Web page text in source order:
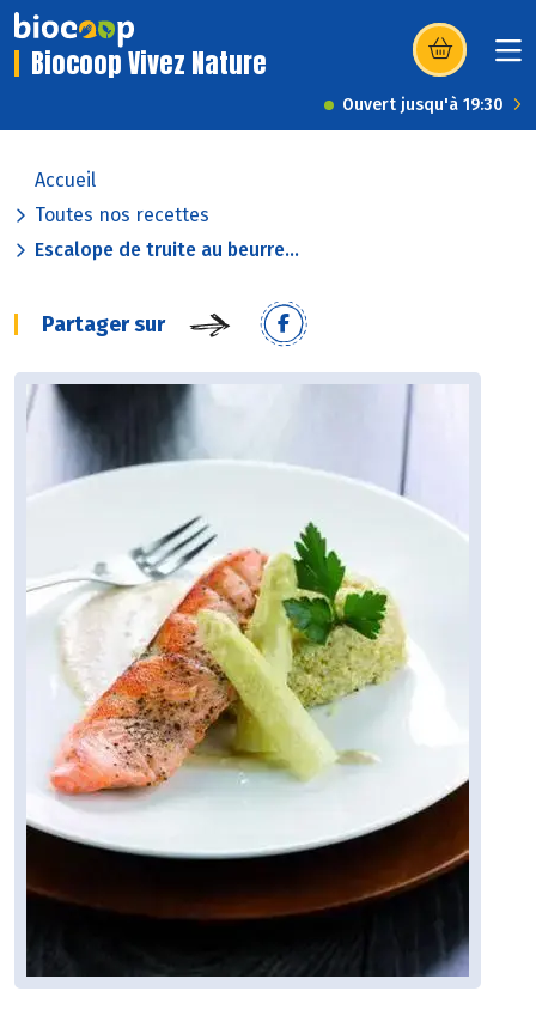
Biocoop Vivez Nature (s’ouvre dans
Ouvert jusqu'à 19:30
Accueil
Toutes nos recettes
Escalope de truite au beurre...
Partager sur